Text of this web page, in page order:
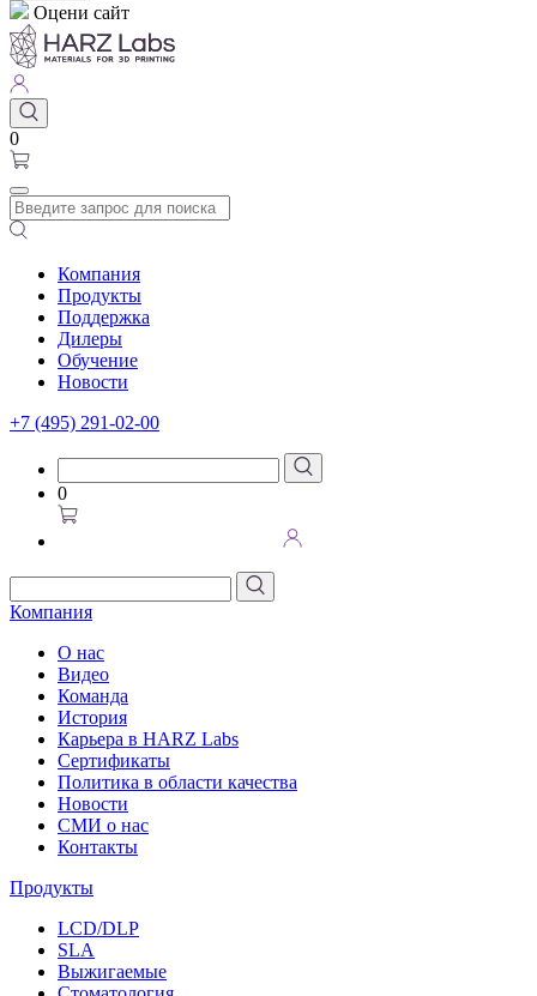
Оцени сайт
0
Компания
Продукты
Поддержка
Дилеры
Обучение
Новости
+7 (495) 291-02-00
0
Компания
О нас
Видео
Команда
История
Карьера в HARZ Labs
Сертификаты
Политика в области качества
Новости
СМИ о нас
Контакты
Продукты
LCD/DLP
SLA
Выжигаемые